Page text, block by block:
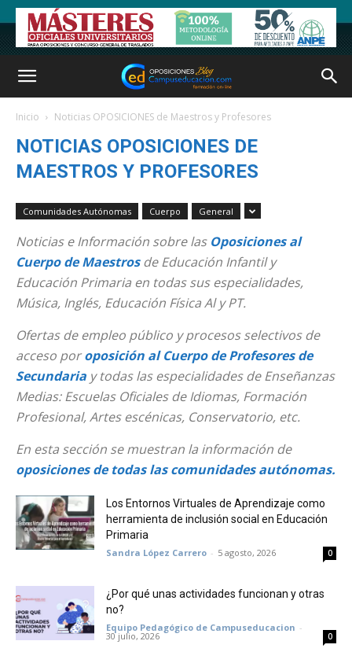
Inicio Noticias OPOSICIONES de Maestros y Profesores
NOTICIAS OPOSICIONES DE
MAESTROS Y PROFESORES
Comunidades Autónomas Cuerpo General
Noticias e Información sobre las Oposiciones al
Cuerpo de Maestrosde Educación Infantil y
Educación Primaria en todas sus especialidades,
Música, Inglés, Educación Física Al y PT.
Ofertas de empleo público y procesos selectivos de
acceso poroposición al Cuerpo de Profesores de
Secundaria y todas las especialidades de Enseñanzas
Medias: Escuelas Oficiales de Idiomas, Formación
Profesional, Artes escénicas, Conservatorio, etc.
En esta sección se muestran la información de
oposiciones de todas las comunidades autónomas.
Los Entornos Virtuales de Aprendizaje como
herramienta de inclusión social en Educación
Primaria
Sandra López Carrero - 5 agosto, 2026 0
¿Por qué unas actividades funcionan y otras
no?
Equipo Pedagógico de Campuseducacion -
30 julio, 2026 0